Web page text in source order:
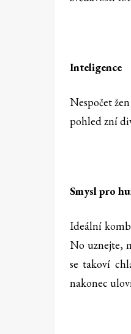
Inteligence
Nespočet
pohled zní
Smysl pro
Ideální
No uznejte,
se takoví
nakonec